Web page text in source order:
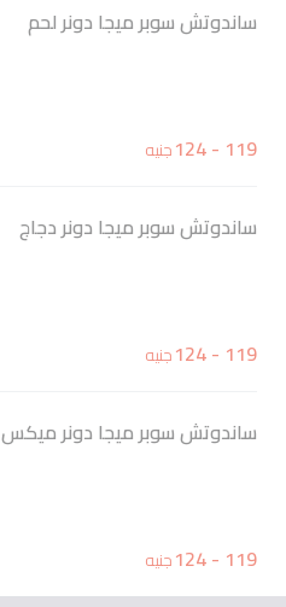
ساندوتش سوبر ميجا دونر لحم
119 - 124 جنيه
ساندوتش سوبر ميجا دونر دجاج
119 - 124 جنيه
ساندوتش سوبر ميجا دونر ميكس
119 - 124 جنيه